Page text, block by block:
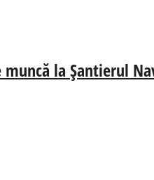
la Șantierul